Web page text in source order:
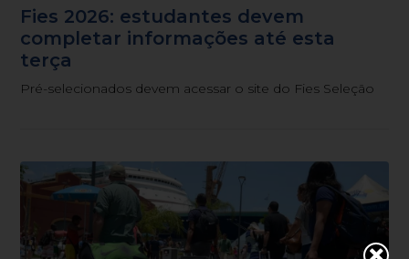
Fies 2026: estudantes devem
completar informações até esta
terça
Pré-selecionados devem acessar o site do Fies Seleção